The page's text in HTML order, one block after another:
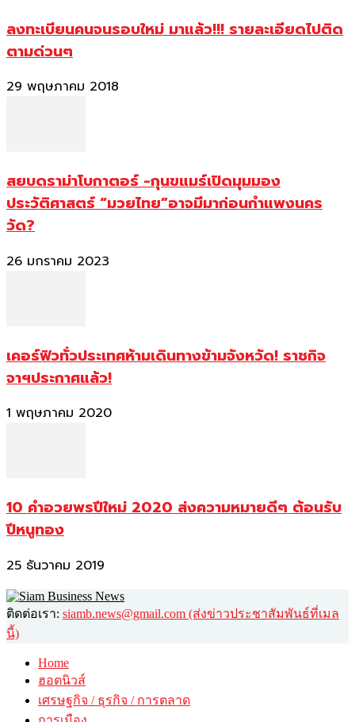
ลงทะเบียนคนจนรอบใหม่ มาแล้ว!!! รายละเอียดไปติด
ตามด่วนๆ
29 พฤษภาคม 2018
สยบดราม่าโบกาตอร์ -กุนขแมร์เปิดมุมมอง
ประวัติศาสตร์ “มวยไทย”อาจมีมาก่อนกำแพงนคร
วัด?
26 มกราคม 2023
เคอร์ฟิวทั่วประเทศห้ามเดินทางข้ามจังหวัด! ราชกิจ
จาฯประกาศแล้ว!
1 พฤษภาคม 2020
10 คำอวยพรปีใหม่ 2020 ส่งความหมายดีๆ ต้อนรับ
ปีหนูทอง
25 ธันวาคม 2019
ติดต่อเรา: siamb.news@gmail.com (ส่งข่าวประชาสัมพันธ์ที่เมล
นี้)
Home
ฮอตนิวส์
เศรษฐกิจ / ธุรกิจ / การตลาด